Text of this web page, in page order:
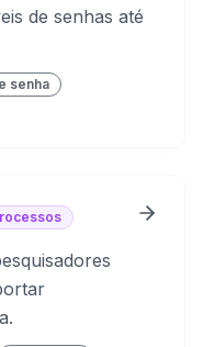
de senhas até
senha